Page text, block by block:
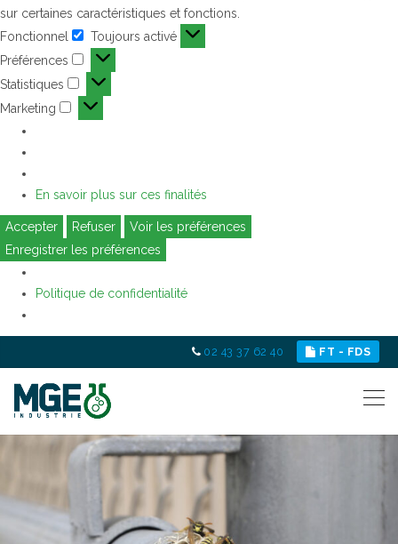
sur certaines caractéristiques et fonctions.
Fonctionnel
Fonctionnel
Toujours activé
Préférences
Préférences
Statistiques
Statistiques
Marketing
Marketing
En savoir plus sur ces finalités
Accepter Refuser
Voir les préférences
Enregistrer les préférences
Politique de confidentialité
02 43 37 62 40 FT - FDS